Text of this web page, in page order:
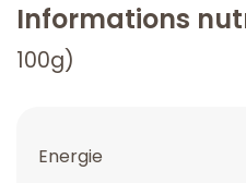
Informations
100g)
Energie